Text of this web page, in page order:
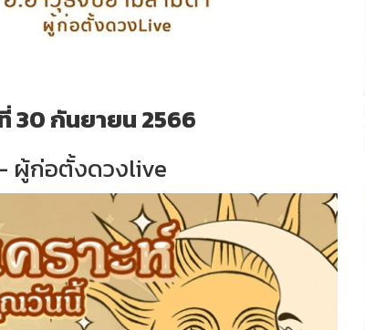
30 กันยายน 2566
ผู้ก่อตั้งดวงlive